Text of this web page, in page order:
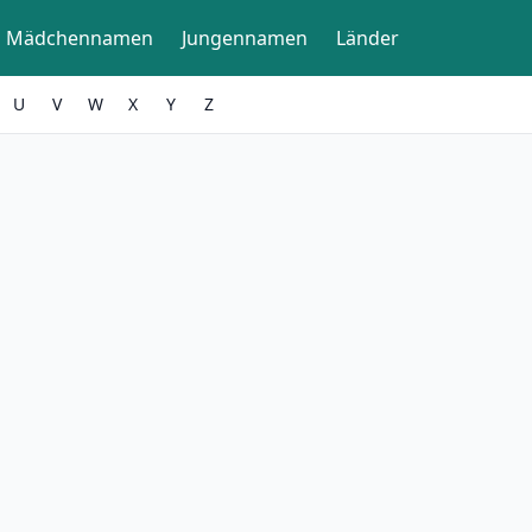
Mädchennamen Jungennamen Länder
U V W X Y Z